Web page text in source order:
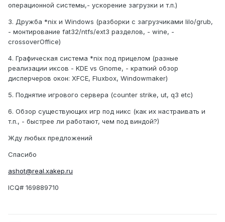
операционной системы,- ускорение загрузки и т.п.)
3. Дружба *nix и Windows (разборки с загрузчиками lilo/grub,
- монтирование fat32/ntfs/ext3 разделов, - wine, -
crossoverOffice)
4. Графическая система *nix под прицелом (разные
реализации иксов - KDE vs Gnome, - краткий обзор
дисперчеров окон: XFCE, Fluxbox, Windowmaker)
5. Поднятие игрового сервера (counter strike, ut, q3 etc)
6. Обзор существующих игр под никс (как их настраивать и
т.п., - быстрее ли работают, чем под виндой?)
Жду любых предложений
Спасибо
ashot@real.xakep.ru
ICQ# 169889710